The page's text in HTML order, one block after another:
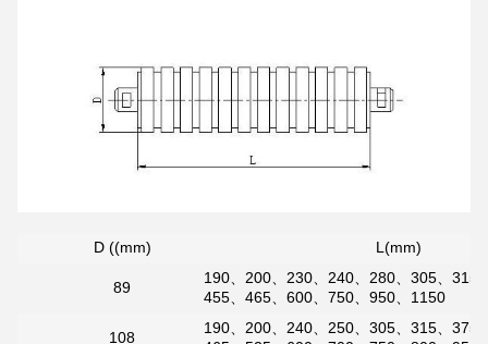
D ((mm) L(mm)
89
190、200、230、240、280、305、315
455、465、600、750、950、1150
108
190、200、240、250、305、315、375